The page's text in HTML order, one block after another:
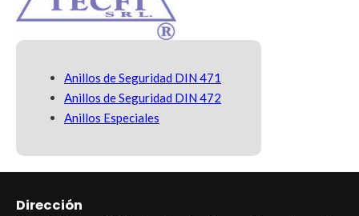
Anillos de Seguridad DIN 471
Anillos de Seguridad DIN 472
Anillos Especiales
Dirección